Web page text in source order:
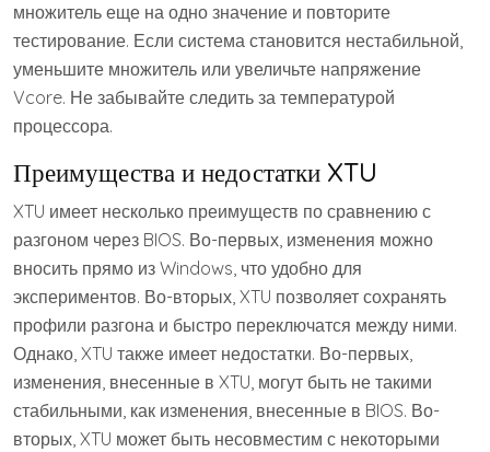
множитель еще на одно значение и повторите
тестирование. Если система становится нестабильной,
уменьшите множитель или увеличьте напряжение
Vcore. Не забывайте следить за температурой
процессора.
Преимущества и недостатки XTU
XTU имеет несколько преимуществ по сравнению с
разгоном через BIOS. Во-первых, изменения можно
вносить прямо из Windows, что удобно для
экспериментов. Во-вторых, XTU позволяет сохранять
профили разгона и быстро переключатся между ними.
Однако, XTU также имеет недостатки. Во-первых,
изменения, внесенные в XTU, могут быть не такими
стабильными, как изменения, внесенные в BIOS. Во-
вторых, XTU может быть несовместим с некоторыми